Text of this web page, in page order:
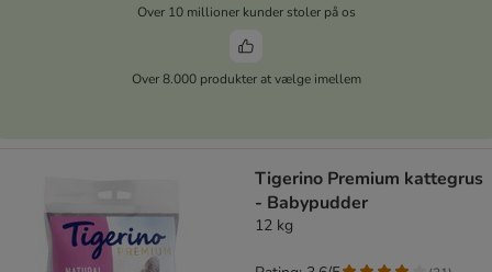
Over 10 millioner kunder stoler på os
Over 8.000 produkter at vælge imellem
Tigerino Premium kattegrus
- Babypudder
12 kg